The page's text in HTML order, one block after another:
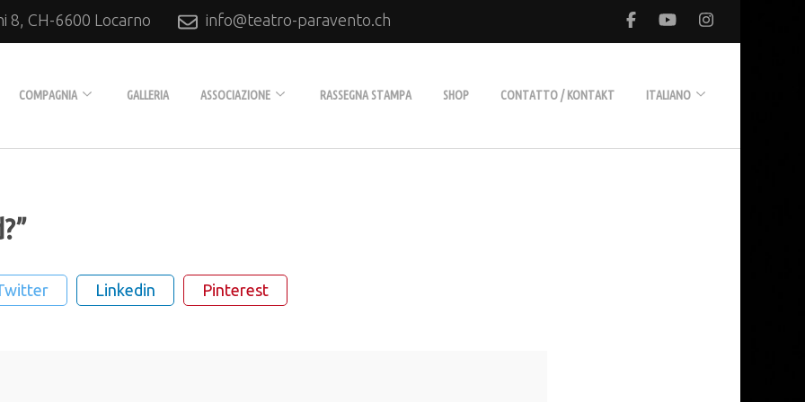
8, CH-6600 Locarno info@teatro-paravento.ch
COMPAGNIA
Archivio
GALLERIA ASSOCIAZIONE RASSEGNA STAMPA SHOP CONTATTO / KONTAKT ITALIANO
Linkedin Pinterest